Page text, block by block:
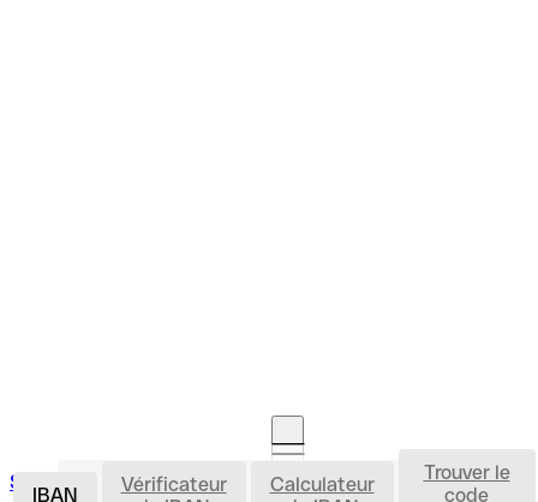
Se connecterOuvrir un compte IBAN
IBAN
Vérificateur
Calculateur
Trouver le
code